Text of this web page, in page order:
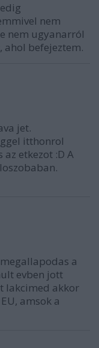
nem
nem ugyanarról
ahol befejeztem.
jet.
itthonrol
etkezot :D A
a
evben jott
lakcimed akkor
amsok a